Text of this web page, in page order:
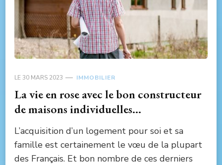
LE 30 MARS 2023 IMMOBILIER
La vie en rose avec le bon constructeur
de maisons individuelles…
L’acquisition d’un logement pour soi et sa
famille est certainement le vœu de la plupart
des Français. Et bon nombre de ces derniers